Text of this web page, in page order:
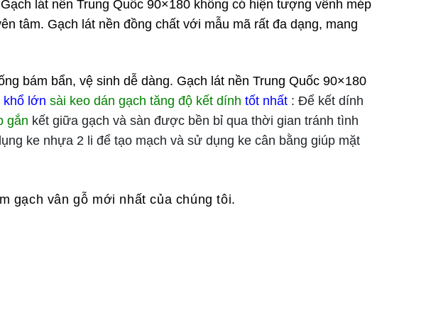
lát nền Trung Quốc 90×180 không có hiện tượng vênh mép
tâm. Gạch lát nền đồng chất với mẫu mã rất đa dạng, mang
bám bẩn, vệ sinh dễ dàng. Gạch lát nền Trung Quốc 90×180
khổ lớn sài keo dán gạch tăng độ kết dính tốt nhất: Để kết dính
gắn kết giữa gạch và sàn được bền bỉ qua thời gian tránh tình
ke nhựa 2 li để tạo mạch và sử dụng ke cân bằng giúp mặt
gạch vân gỗ mới nhất của chúng tôi.